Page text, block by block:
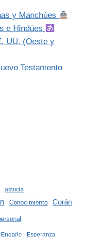
y Manchúes
e Hindúes
UU. (Oeste y
Testamento
astucia
Conocimiento Corán
Engaño Esperanza